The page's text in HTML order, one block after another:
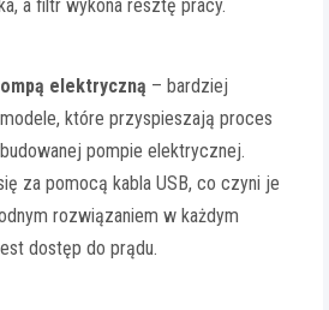
a filtr wykona resztę pracy.
elektryczną – bardziej
które przyspieszają proces
pompie elektrycznej.
za pomocą kabla USB, co czyni je
rozwiązaniem w każdym
dostęp do prądu.